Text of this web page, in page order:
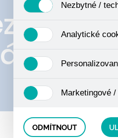
Nezbytné /
Používají se mimo jiné k
Analytické
se již nejedná o osobní
zkušenosti. Díky nim
Marketingové
ODMÍTNOUT